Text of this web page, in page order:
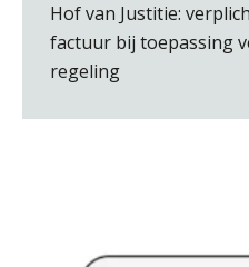
Hof van Justitie:
factuur bij toepassing
regeling